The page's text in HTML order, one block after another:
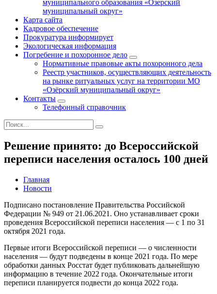
муниципального образования «Озерский
муниципальный округ»
Карта сайта
Кадровое обеспечение
Прокуратура информирует
Экологическая информация
Погребение и похоронное дело
Нормативные правовые акты похоронного дела
Реестр участников, осуществляющих деятельность
на рынке ритуальных услуг на территории МО
«Озёрский муниципальный округ»
Контакты
Телефонный справочник
Решение принято: до Всероссийской
переписи населения осталось 100 дней
Главная
Новости
Подписано постановление Правительства Российской
Федерации № 949 от 21.06.2021. Оно устанавливает сроки
проведения Всероссийской переписи населения — с 1 по 31
октября 2021 года.
Первые итоги Всероссийской переписи — о численности
населения — будут подведены в конце 2021 года. По мере
обработки данных Росстат будет публиковать дальнейшую
информацию в течение 2022 года. Окончательные итоги
переписи планируется подвести до конца 2022 года.